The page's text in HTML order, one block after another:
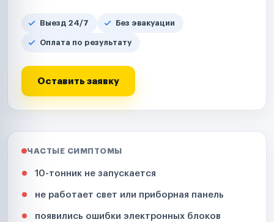
Выезд 24/7 Без эвакуации
Оплата по результату
Оставить заявку
ЧАСТЫЕ СИМПТОМЫ
10-тонник не запускается
не работает свет или приборная панель
появились ошибки электронных блоков